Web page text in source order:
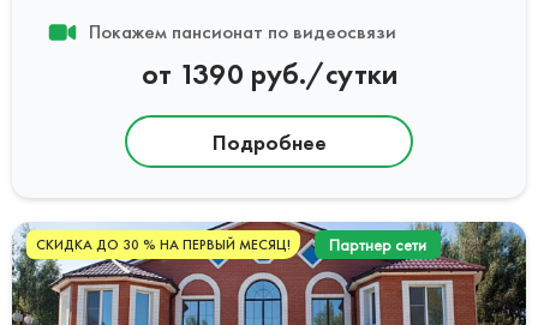
Покажем пансионат по видеосвязи
от 1390 руб./сутки
Подробнее
СКИДКА ДО 30 % НА ПЕРВЫЙ МЕСЯЦ! Партнер сети